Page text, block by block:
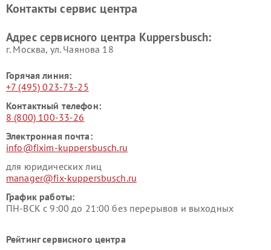
Kuppersbusch
вакуумных упаковщиков
Ремонт сушильных машин Kuppersbusch
Контакты сервис центра
Адрес сервисного центра Kuppersbusch:
г. Москва, ул. Чаянова 18
Горячая линия:
+7 (495) 023-73-25
Контактный телефон:
8 (800) 100-33-26
Электронная почта:
info@fixim-kuppersbusch.ru
для юридических лиц
manager@fix-kuppersbusch.ru
График работы:
ПН-ВСК с 9:00 до 21:00 без перерывов и выходных
Рейтинг сервисного центра